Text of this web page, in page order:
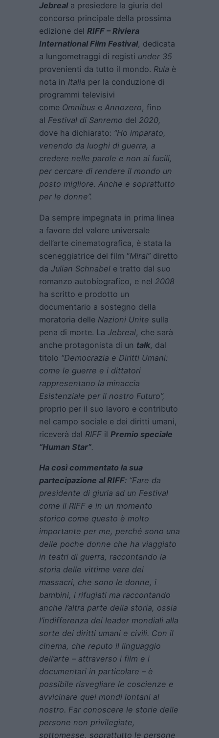
Jebreala presiedere la giuria del
concorso principale della prossima
edizione del RIFF – Riviera
International Film Festival, dedicata
a lungometraggi di registi under 35
provenienti da tutto il mondo. Rula è
nota in Italia per la conduzione di
programmi televisivi
come Omnibus e Annozero, fino
al Festival di Sanremo del 2020,
dove ha dichiarato: “Ho imparato,
venendo da luoghi di guerra, a
credere nelle parole e non ai fucili,
per cercare di rendere il mondo un
posto migliore. Anche e soprattutto
per le donne”.
Da sempre impegnata in prima linea
a favore del valore universale
dell’arte cinematografica, è stata la
sceneggiatrice del film “Miral” diretto
da Julian Schnabel e tratto dal suo
romanzo autobiografico, e nel 2008
ha scritto e prodotto un
documentario a sostegno della
moratoria delle Nazioni Unite sulla
pena di morte. La Jebreal, che sarà
anche protagonista di un talk, dal
titolo “Democrazia e Diritti Umani:
come le guerre e i dittatori
rappresentano la minaccia
Esistenziale per il nostro Futuro”,
proprio per il suo lavoro e contributo
nel campo sociale e dei diritti umani,
riceverà dal RIFF il Premio speciale
“Human Star”.
Ha così commentato la sua
partecipazione al RIFF: “Fare da
presidente di giuria ad un Festival
come il RIFF e in un momento
storico come questo è molto
importante per me, perché sono una
delle poche donne che ha viaggiato
in teatri di guerra, raccontando la
storia delle vittime vere dei
massacri, che sono le donne, i
bambini, i rifugiati ma raccontando
anche l’altra parte della storia, ossia
l’indifferenza dei leader mondiali alla
sorte dei diritti umani e civili. Con il
cinema, che reputo il linguaggio
dell’arte – attraverso i film e i
documentari in particolare – è
possibile risvegliare le coscienze e
avvicinare quei mondi lontani al
nostro. Far conoscere le storie delle
persone non privilegiate,
sottomesse, soprattutto le persone